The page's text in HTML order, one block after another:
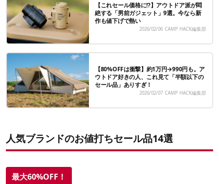
【これセール価格に!?】アウトドア派が悶
絶する「男前ガジェット」9選。今なら新
作も値下げで熱い
2026/02/06 CAMP HACK編集部
【80%OFFは衝撃】約1万円→990円も。ア
ウトドア好きの人、これ見て「半額以下の
セール品」ありすぎ！
2026/02/07 CAMP HACK編集部
人気ブランドのお値打ちセール品14選
最大60%OFF！